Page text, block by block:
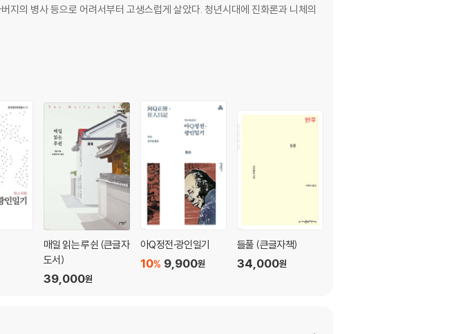
매일 읽는 루쉰 (큰글자
도서)
39,000원
아Q정전·광인일기
9,900원
10%
들풀 (큰글자책)
34,000원